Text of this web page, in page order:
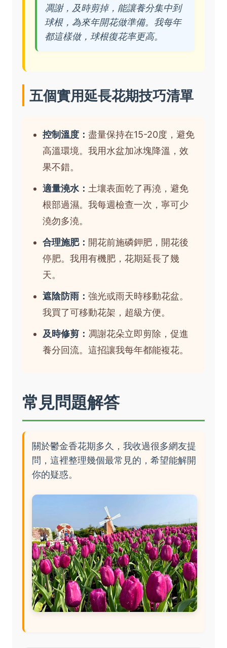
凋謝，及時剪掉，能讓養分集中到
球根，為來年開花做準備。我每年
都這樣做，球根復花率更高。
五個實用延長花期技巧清單
控制溫度： 盡量保持在15-20度，避免
高溫環境。我用水盆加冰塊降溫，效
果不錯。
適量澆水： 土壤表面乾了再澆，避免
根部過濕。我每週檢查一次，寧可少
澆勿多澆。
合理施肥： 開花前施磷鉀肥，開花後
停肥。我用有機肥，花期延長了幾
天。
遮陰防雨： 強光或雨天時移動花盆。
我買了可移動花架，超級方便。
及時修剪： 凋謝花朵立即剪除，促進
養分回流。這招讓我每年都能複花。
常見問題解答
關於鬱金香花期多久，我收過很多網友提
問，這裡整理幾個最常見的，希望能解開
你的疑惑。